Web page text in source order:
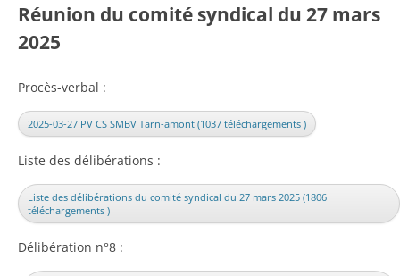
Réunion du comité syndical du 27 mars
2025
Procès-verbal :
2025-03-27 PV CS SMBV Tarn-amont (1037 téléchargements )
Liste des délibérations :
Liste des délibérations du comité syndical du 27 mars 2025 (1806
téléchargements )
Délibération n°8 :